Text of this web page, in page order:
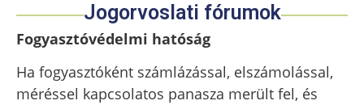
Jogorvoslati fórumok
Fogyasztóvédelmi hatóság
Ha fogyasztóként számlázással, elszámolással,
méréssel kapcsolatos panasza merült fel, és